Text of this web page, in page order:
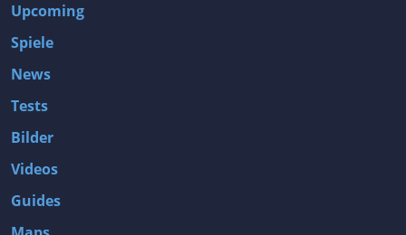
Upcoming
Spiele
News
Tests
Bilder
Videos
Guides